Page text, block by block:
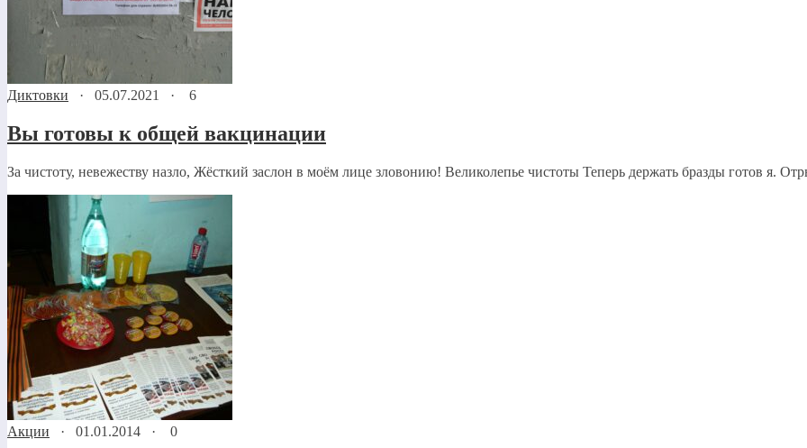
Диктовки · 05.07.2021 · 6
Вы готовы к общей вакцинации
За чистоту, невежеству назло, Жёсткий заслон в моём лице зловонию! Великолепье чистоты Теперь держать бразды готов я.
Акции · 01.01.2014 · 0